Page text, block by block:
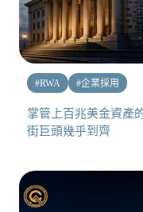
#RWA #企業採用
掌管上百兆美金資產
街巨頭幾乎到齊